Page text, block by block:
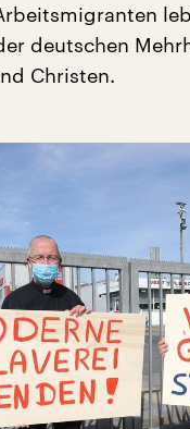
deutschen
Christen.